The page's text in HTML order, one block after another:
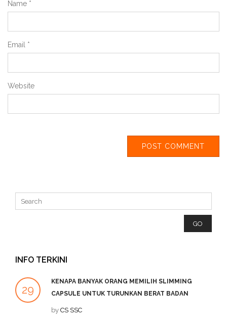
Name *
Email *
Website
INFO TERKINI
29
KENAPA BANYAK ORANG MEMILIH SLIMMING
CAPSULE UNTUK TURUNKAN BERAT BADAN
by CS SSC